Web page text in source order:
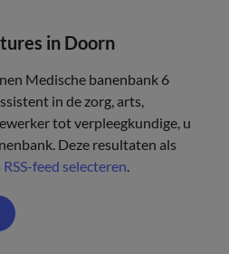
in Doorn
Medische banenbank 6
in de zorg, arts,
tot verpleegkundige, u
Deze resultaten als
RSS-feed selecteren.